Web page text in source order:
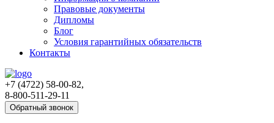
Правовые документы
Дипломы
Блог
Условия гарантийных обязательств
Контакты
+7 (4722) 58-00-82,
8-800-511-29-11
Обратный звонок